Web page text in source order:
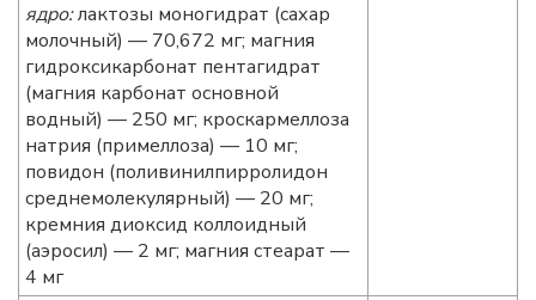
ядро:лактозы моногидрат (сахар
молочный) — 70,672 мг; магния
гидроксикарбонат пентагидрат
(магния карбонат основной
водный) — 250 мг; кроскармеллоза
натрия (примеллоза) — 10 мг;
повидон (поливинилпирролидон
среднемолекулярный) — 20 мг;
кремния диоксид коллоидный
(аэросил) — 2 мг; магния стеарат —
4 мг